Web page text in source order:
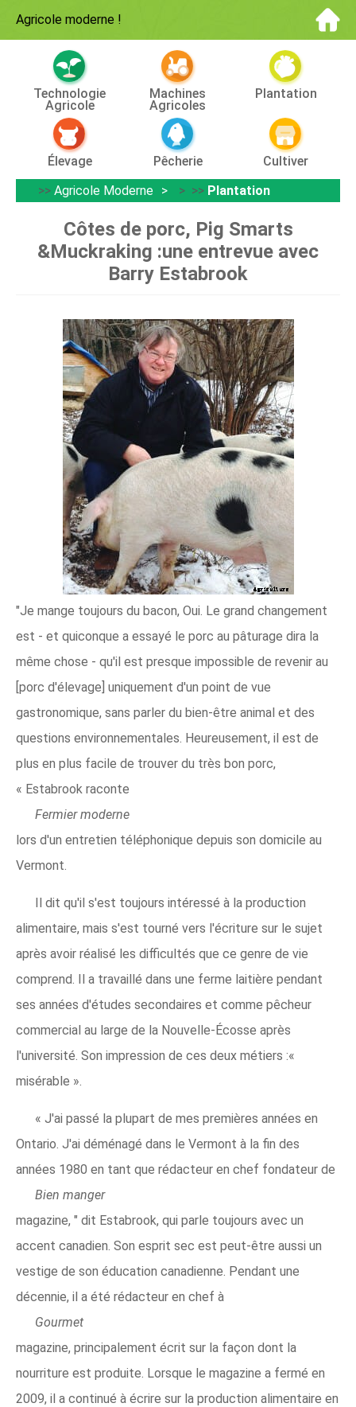
Agricole moderne !
Technologie
Agricole
Machines
Agricoles
Plantation
Élevage Pêcherie
Cultiver
>> Agricole Moderne > >> Plantation
Côtes de porc, Pig Smarts
&Muckraking :une entrevue avec
Barry Estabrook
"Je mange toujours du bacon, Oui. Le grand changement
est - et quiconque a essayé le porc au pâturage dira la
même chose - qu'il est presque impossible de revenir au
[porc d'élevage] uniquement d'un point de vue
gastronomique, sans parler du bien-être animal et des
questions environnementales. Heureusement, il est de
plus en plus facile de trouver du très bon porc,
« Estabrook raconte
Fermier moderne
lors d'un entretien téléphonique depuis son domicile au
Vermont.
Il dit qu'il s'est toujours intéressé à la production
alimentaire, mais s'est tourné vers l'écriture sur le sujet
après avoir réalisé les difficultés que ce genre de vie
comprend. Il a travaillé dans une ferme laitière pendant
ses années d'études secondaires et comme pêcheur
commercial au large de la Nouvelle-Écosse après
l'université. Son impression de ces deux métiers :«
misérable ».
« J'ai passé la plupart de mes premières années en
Ontario. J'ai déménagé dans le Vermont à la fin des
années 1980 en tant que rédacteur en chef fondateur de
Bien manger
magazine, " dit Estabrook, qui parle toujours avec un
accent canadien. Son esprit sec est peut-être aussi un
vestige de son éducation canadienne. Pendant une
décennie, il a été rédacteur en chef à
Gourmet
magazine, principalement écrit sur la façon dont la
nourriture est produite. Lorsque le magazine a fermé en
2009, il a continué à écrire sur la production alimentaire en